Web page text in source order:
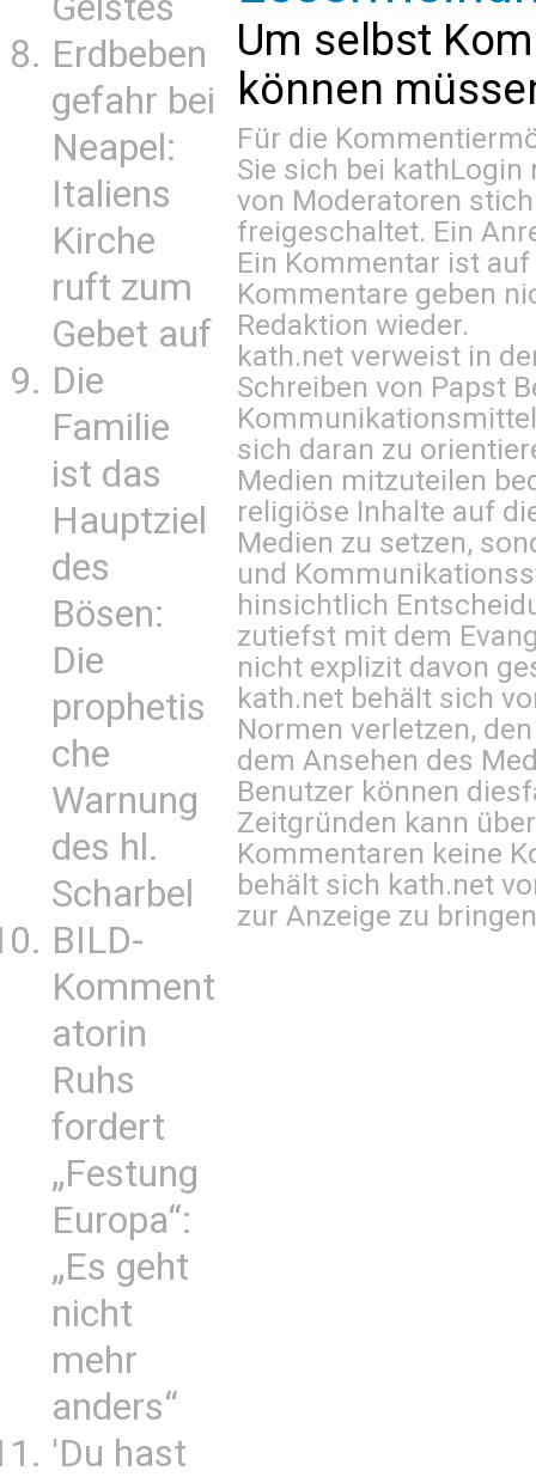
Erdbeben
gefahr bei
Neapel:
Italiens
Kirche
ruft zum
Gebet auf
Die
Familie
ist das
Hauptziel
des
Bösen:
Die
prophetis
che
Warnung
des hl.
Scharbel
BILD-
Komment
atorin
Ruhs
fordert
„Festung
Europa“:
„Es geht
nicht
mehr
anders“
'Du hast
Um selbst
können
Für die
Sie sich bei kathLogin
von Moderatoren
freigeschaltet. Ein
Ein Kommentar ist
Kommentare geben
Redaktion wieder.
kath.net verweist in
Schreiben von Papst
sich daran zu
Medien mitzuteilen
religiöse Inhalte auf
Medien zu setzen,
und
hinsichtlich
zutiefst mit dem
nicht explizit davon
kath.net behält sich
Normen verletzen,
dem Ansehen des
Benutzer können
Zeitgründen kann
Kommentaren keine
behält sich kath.net
zur Anzeige zu